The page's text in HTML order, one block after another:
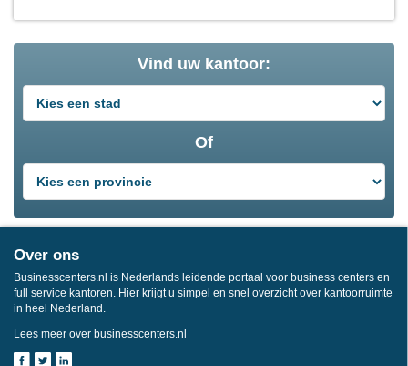
Vind uw kantoor:
Of
Over ons
Businesscenters.nl is Nederlands leidende portaal voor business centers en
full service kantoren. Hier krijgt u simpel en snel overzicht over kantoorruimte
in heel Nederland.
Lees meer over businesscenters.nl